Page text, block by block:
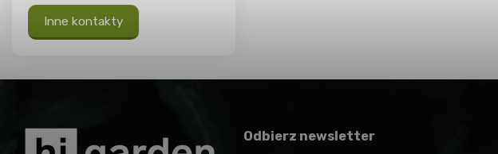
Inne kontakty
Odbierz newsletter